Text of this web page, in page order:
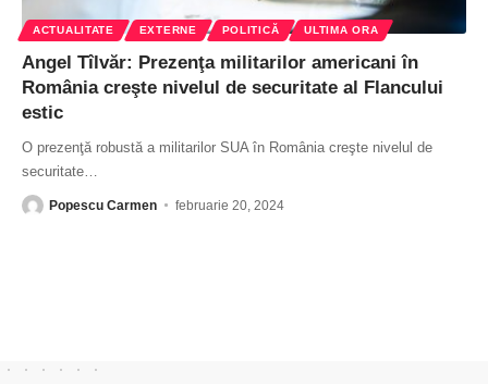
ACTUALITATE EXTERNE POLITICĂ ULTIMA ORA
Angel Tîlvăr: Prezenţa militarilor americani în
România creşte nivelul de securitate al Flancului
estic
O prezenţă robustă a militarilor SUA în România creşte nivelul de
securitate
Popescu Carmen februarie 20, 2024